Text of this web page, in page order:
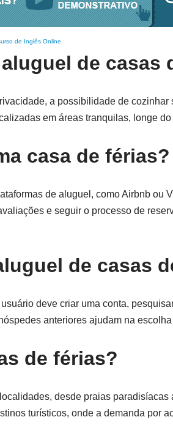
de Inglês Online
de casas
a possibilidade de cozinhar
em áreas tranquilas, longe
casa de férias?
de aluguel, como Airbnb ou
e seguir o processo de
de casas
deve criar uma conta,
anteriores ajudam na
de férias?
desde praias paradisíacas
turísticos, onde a demanda por